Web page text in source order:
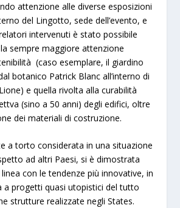
attenzione alle diverse esposizioni
del Lingotto, sede dell’evento, e
intervenuti è stato possibile
sempremaggiore attenzione
(caso esemplare, il giardino
botanico Patrick Blanc all’interno di
e quella rivolta alla curabilità
(sino a 50 anni) degli edifici, oltre
dei materiali di costruzione.
a torto considerata in una situazione
ad altri Paesi, si è dimostrata
con le tendenze più innovative, in
a progetti quasi utopistici del tutto
strutture realizzate negli States.